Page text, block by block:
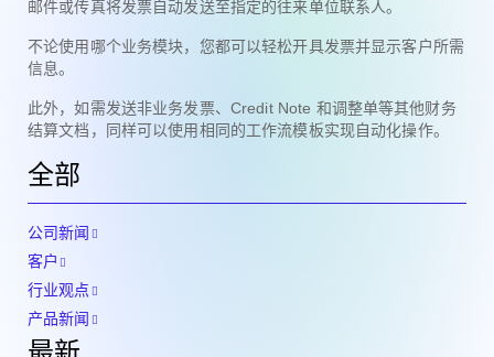
邮件或传真将发票自动发送至指定的往来单位联系人。
不论使用哪个业务模块，您都可以轻松开具发票并显示客户所需
信息。
此外，如需发送非业务发票、Credit Note 和调整单等其他财务
结算文档，同样可以使用相同的工作流模板实现自动化操作。
全部
公司新闻
客户
行业观点
产品新闻